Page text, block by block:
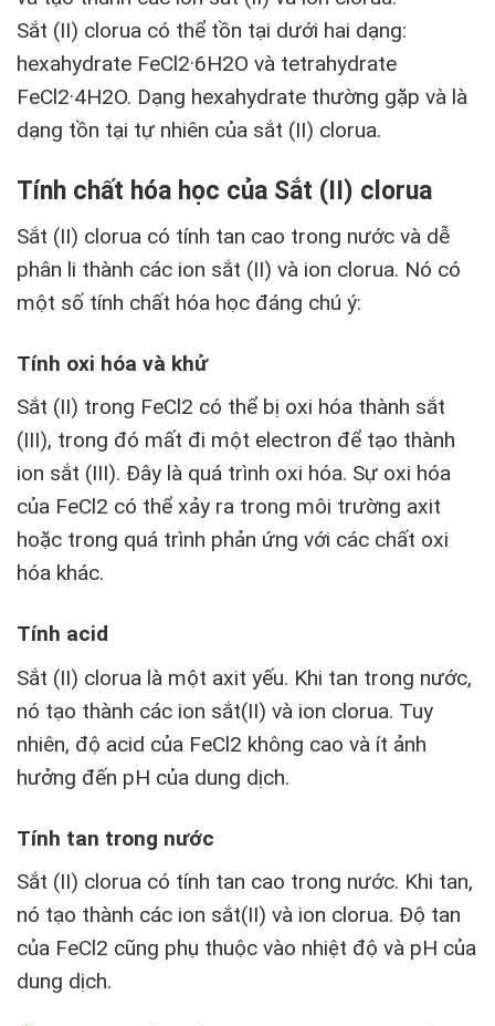
Sắt (II) clorua có thể tồn tại dưới hai dạng:
hexahydrate FeCl2·6H2O và tetrahydrate
FeCl2·4H2O. Dạng hexahydrate thường gặp và là
dạng tồn tại tự nhiên của sắt (II) clorua.
Tính chất hóa học của Sắt (II) clorua
Sắt (II) clorua có tính tan cao trong nước và dễ
phân li thành các ion sắt (II) và ion clorua. Nó có
một số tính chất hóa học đáng chú ý:
Tính oxi hóa và khử
Sắt (II) trong FeCl2 có thể bị oxi hóa thành sắt
(III), trong đó mất đi một electron để tạo thành
ion sắt (III). Đây là quá trình oxi hóa. Sự oxi hóa
của FeCl2 có thể xảy ra trong môi trường axit
hoặc trong quá trình phản ứng với các chất oxi
hóa khác.
Tính acid
Sắt (II) clorua là một axit yếu. Khi tan trong nước,
nó tạo thành các ion sắt(II) và ion clorua. Tuy
nhiên, độ acid của FeCl2 không cao và ít ảnh
hưởng đến pH của dung dịch.
Tính tan trong nước
Sắt (II) clorua có tính tan cao trong nước. Khi tan,
nó tạo thành các ion sắt(II) và ion clorua. Độ tan
của FeCl2 cũng phụ thuộc vào nhiệt độ và pH của
dung dịch.